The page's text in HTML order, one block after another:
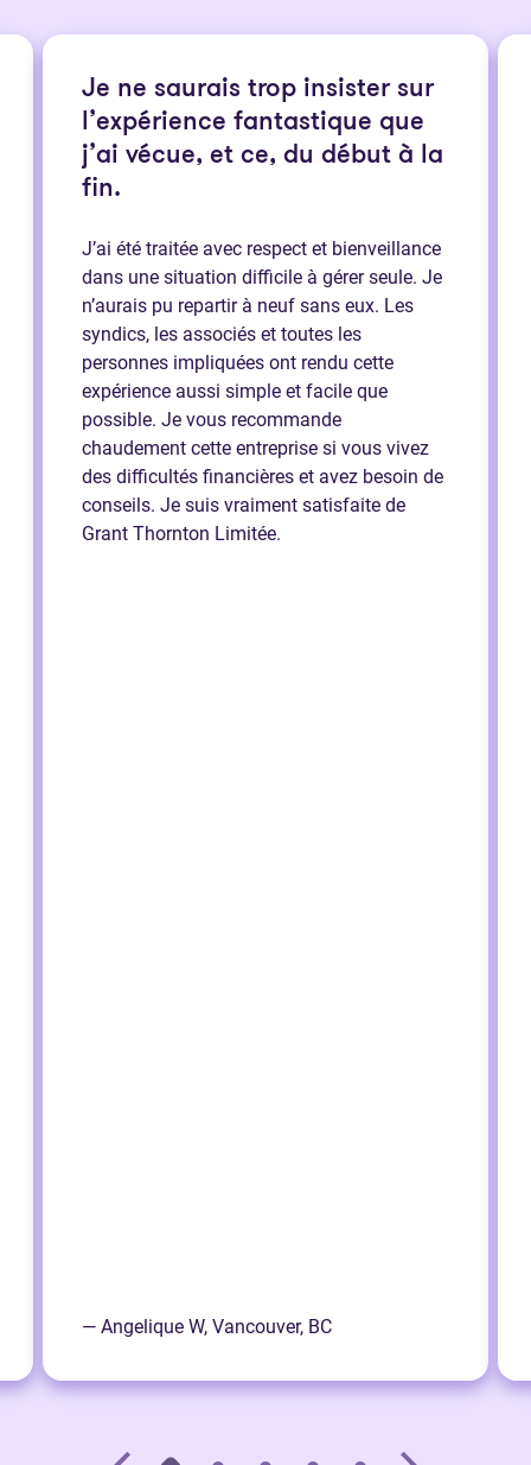
Je ne saurais trop insister sur
l’expérience fantastique que
j’ai vécue, et ce, du début à la
fin.
J’ai été traitée avec respect et bienveillance
dans une situation difficile à gérer seule. Je
n’aurais pu repartir à neuf sans eux. Les
syndics, les associés et toutes les
personnes impliquées ont rendu cette
expérience aussi simple et facile que
possible. Je vous recommande
chaudement cette entreprise si vous vivez
des difficultés financières et avez besoin de
conseils. Je suis vraiment satisfaite de
Grant Thornton Limitée.
— Angelique W, Vancouver, BC